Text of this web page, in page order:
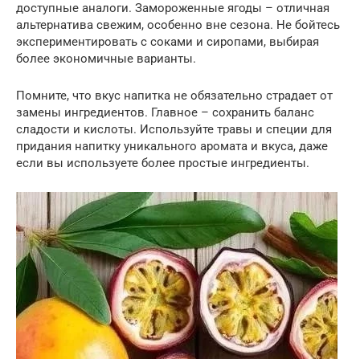
доступные аналоги. Замороженные ягоды – отличная
альтернатива свежим, особенно вне сезона. Не бойтесь
экспериментировать с соками и сиропами, выбирая
более экономичные варианты.
Помните, что вкус напитка не обязательно страдает от
замены ингредиентов. Главное – сохранить баланс
сладости и кислоты. Используйте травы и специи для
придания напитку уникального аромата и вкуса, даже
если вы используете более простые ингредиенты.